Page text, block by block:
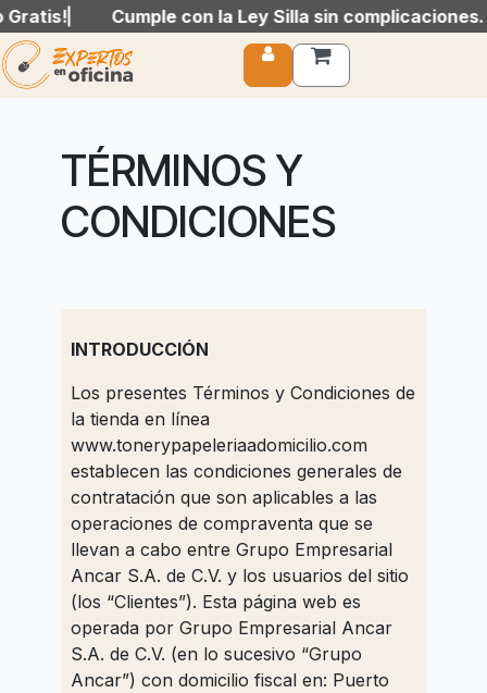
Cumple con la Ley Silla sin complicaciones.
Cumple con la Ley Silla sin complicaciones.
TÉRMINOS Y
CONDICIONES
INTRODUCCIÓN
Los presentes Términos y Condiciones de
la tienda en línea
www.tonerypapeleriaadomicilio.com
establecen las condiciones generales de
contratación que son aplicables a las
operaciones de compraventa que se
llevan a cabo entre Grupo Empresarial
Ancar S.A. de C.V. y los usuarios del sitio
(los “Clientes”). Esta página web es
operada por Grupo Empresarial Ancar
S.A. de C.V. (en lo sucesivo “Grupo
Ancar”) con domicilio fiscal en: Puerto